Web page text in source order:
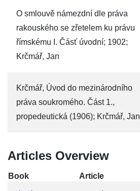
O smlouvě námezdní dle práva
rakouského se zřetelem ku právu
římskému I. Čásť úvodní; 1902;
Krčmář, Jan
Krčmář, Úvod do mezinárodního
práva soukromého. Část 1.,
propedeutická (1906); Krčmář, Jan
Articles Overview
Book Article